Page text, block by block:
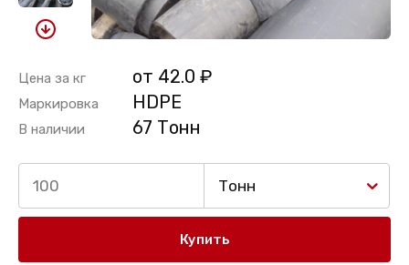
Цена за кг от 42.0 ₽
Маркировка HDPE
В наличии 67 Тонн
Тонн
Купить